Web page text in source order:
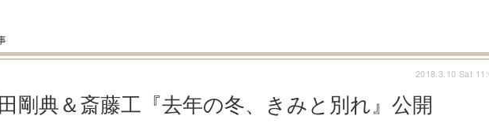
剛典＆斎藤工『去年の冬、きみと別れ』公開
2018.3.10 Sat